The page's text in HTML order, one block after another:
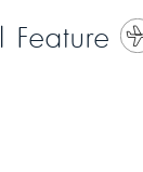
| Feature